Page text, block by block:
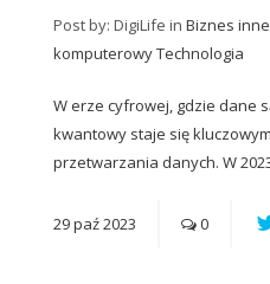
Post by: DigiLife in Biznes inne
komputerowyTechnologia
W erze cyfrowej, gdzie dane
kwantowy staje się
przetwarzania danych. W
29paź2023 0